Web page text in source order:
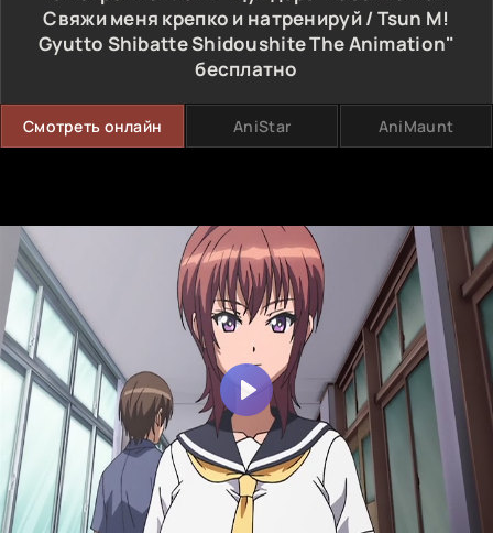
Свяжи меня крепко и натренируй / Tsun M!
Gyutto Shibatte Shidoushite The Animation"
бесплатно
Смотреть онлайн AniStar AniMaunt